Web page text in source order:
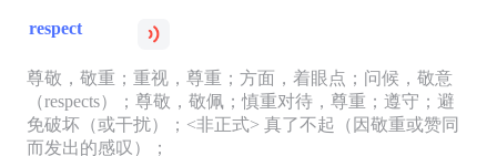
respect
尊敬，敬重；重视，尊重；方面，着眼点；问候，敬意
（respects）；尊敬，敬佩；慎重对待，尊重；遵守；避
免破坏（或干扰）；<非正式> 真了不起（因敬重或赞同
而发出的感叹）；